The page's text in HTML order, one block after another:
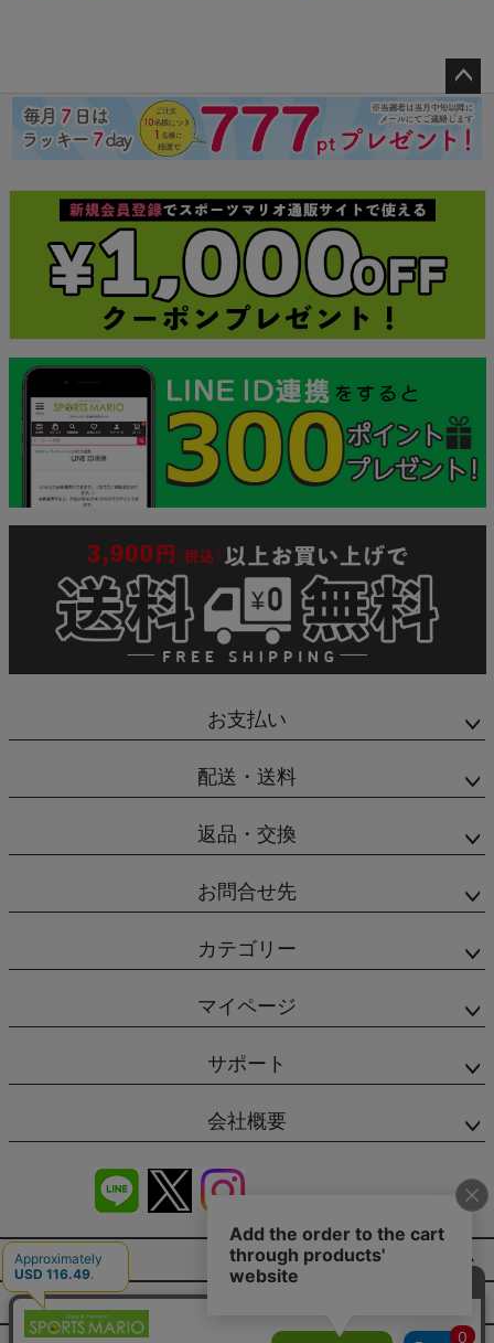
ペー
ジト
ップ
お支払い
配送・送料
返品・交換
お問合せ先
カテゴリー
マイページ
サポート
会社概要
商品レビュー
会社概要（HP）